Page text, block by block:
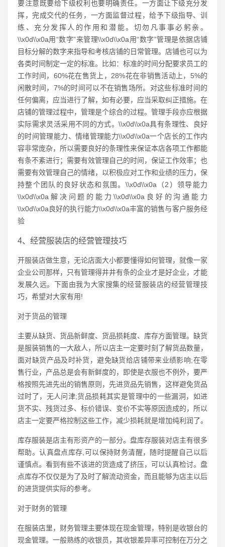
要注意既要给下级权利也要明确责任。一方面让下级充分发
挥，完成交代的任务，一方面监督过程，给予下级指导、训
练、充分发挥人的作用和潜能。切勿凡事事必躬亲。
\\x0d\\x0a用“数字”来管理\\x0d\\x0a用“数字”管理是依据店铺
目标分解的数字来指导和考核店铺的日常管理。店铺也可以为
各类时间制定一定的标准。比如：标准的时间分配要求员工的
工作时间，60%花在售货上，28%花在非销售活动上，5%的
闲散时间，7%的时间可以不在销售场所。对这些标准时间的
任何偏离，应当进行了解，如有必要，应当采取纠正措施。在
店铺的管理过程中，管理是个综合的过程。管理手段亦应根据
实际需求灵活采用不同的方式。\\x0d\\x0a具有条理性、良好
的时间管理能力、情绪管理能力\\x0d\\x0a一个店长的工作内
容非常庞杂，所以需要良好的条理性来保证本店各项工作都能
有条不紊进行；需要有效管理自己的时间，保证工作效率；也
需要有效管理自己的情绪，以积极应对工作和业绩的压力，保
持整个团队的良好状态和氛围。\\x0d\\x0a（2）领导能力
\\x0d\\x0a解决问题的能力\\x0d\\x0a良好的沟通能力
\\x0d\\x0a良好的执行能力\\x0d\\x0a丰富的销售与客户服务经
验
4、经营服装店的经营管理技巧
开服装店做生意，无论店面大小都要懂得如何管理，就像一家
企业公司那样，只有管理得井井有条的企业才是好企业，才能
发展久远。下面由我为大家搜集的经营服装店的经营管理技
巧，希望对大家有用!
对于货品的管理
主要从缺货、货品新鲜度、货品损耗度、库存方面管理。缺货
是服装销售的一大敌人，所以店主一定要时刻了解货品数量，
面对缺货产品及时补货，避免缺货给店铺带来业绩影响;在零
售行业，产品总是会有新鲜度的，即使是衣服也不例外，要严
格按照先进先出的销售原则，先进货品先销售，这样避免货品
过时了，无人问津;货品损耗其实是管理中的一些漏洞，如进
货不实、残货过多、标价错误、变价不实等原因造成的，所以
店主一定要严格控制这些工作，减少损耗就是增加纯利润了。
库存服装是店主有形资产的一部分。盘库存服装对店主有很多
帮助。认真盘点库存,可以保持财务清醒，随时提醒自己以后
谨慎点。看到有些不该进的货造成了挤压，可以认真检讨。盘
点库存不仅仅是为了及时了解流动资金，而且能够为店主以后
的进货提供实际的参考。
对于财务的管理
在服装店里，财务管理主要体现在现金管理，特别是收银台的
现金管理。一般熟练的收银员，其收银差异率可控制在万分之